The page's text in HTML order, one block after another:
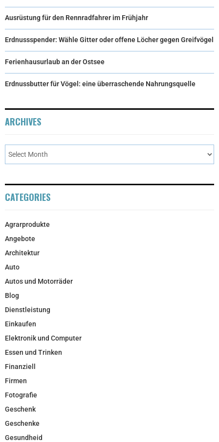
Ausrüstung für den Rennradfahrer im Frühjahr
Erdnussspender: Wähle Gitter oder offene Löcher gegen Greifvögel
Ferienhausurlaub an der Ostsee
Erdnussbutter für Vögel: eine überraschende Nahrungsquelle
ARCHIVES
CATEGORIES
Agrarprodukte
Angebote
Architektur
Auto
Autos und Motorräder
Blog
Dienstleistung
Einkaufen
Elektronik und Computer
Essen und Trinken
Finanziell
Firmen
Fotografie
Geschenk
Geschenke
Gesundheid